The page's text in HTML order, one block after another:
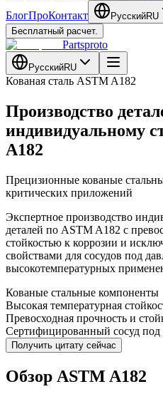
БлогПроКонтакт РусскийRU
Бесплатный расчет.
Partsproto
РусскийRU
Кованая сталь ASTM A182
Производство
индивидуальному
A182
Прецизионные кованые
критических приложений
Экспертное производство
деталей по ASTM A182 с
стойкостью к коррозии и
свойствами для сосудов под
высокотемпературных
Кованые стальные компоненты
Высокая температурная
Превосходная прочность и
Сертифицированный сосуд под
Получить цитату сейчас
Обзор ASTM A182